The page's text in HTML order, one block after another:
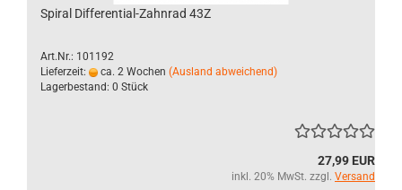
Spiral Differential-Zahnrad 43Z
Art.Nr.: 101192
Lieferzeit:
ca. 2 Wochen (Ausland abweichend)
Lagerbestand: 0 Stück
27,99 EUR
inkl. 20% MwSt. zzgl. Versand